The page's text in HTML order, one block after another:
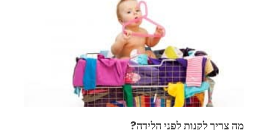
מה צריך לקנות לפני הלידה?